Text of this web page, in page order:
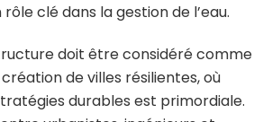
clé dans la gestion de l’eau.
doit être considéré comme
de villes résilientes, où
durables est primordiale.